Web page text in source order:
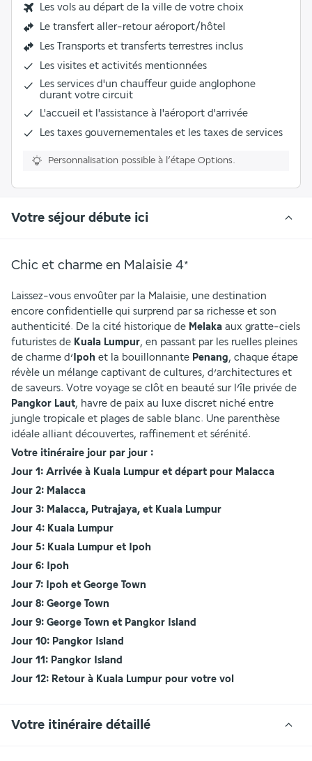
Les vols au départ de la ville de votre choix
Le transfert aller-retour aéroport/hôtel
Les Transports et transferts terrestres inclus
Les visites et activités mentionnées
Les services d'un chauffeur guide anglophone
durant votre circuit
L'accueil et l'assistance à l'aéroport d'arrivée
Les taxes gouvernementales et les taxes de services
Personnalisation possible à l’étape Options.
Votre séjour débute ici
Chic et charme en Malaisie 4*
Laissez-vous envoûter par la Malaisie, une destination
encore confidentielle qui surprend par sa richesse et son
authenticité. De la cité historique de Melaka aux gratte-ciels
futuristes de Kuala Lumpur, en passant par les ruelles pleines
de charme d’ Ipoh et la bouillonnante Penang, chaque étape
révèle un mélange captivant de cultures, d’architectures et
Pangkor Laut, havre de paix au luxe discret niché entre
jungle tropicale et plages de sable blanc. Une parenthèse
idéale alliant découvertes, raffinement et sérénité.
Votre itinéraire jour par jour :
Jour 1: Arrivée à Kuala Lumpur et départ pour Malacca
Jour 2: Malacca
Jour 3: Malacca, Putrajaya, et Kuala Lumpur
Jour 4: Kuala Lumpur
Jour 5: Kuala Lumpur et Ipoh
Jour 6: Ipoh
Jour 7: Ipoh et George Town
Jour 8: George Town
Jour 9: George Town et Pangkor Island
Jour 10: Pangkor Island
Jour 11: Pangkor Island
Jour 12: Retour à Kuala Lumpur pour votre vol
Votre itinéraire détaillé